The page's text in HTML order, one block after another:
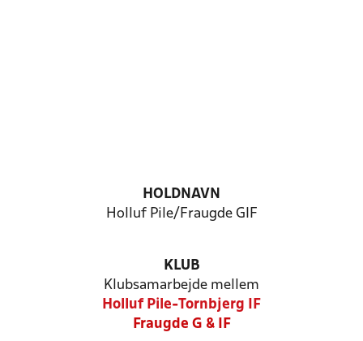
HOLDNAVN
Holluf Pile/Fraugde GIF
KLUB
Klubsamarbejde mellem
Holluf Pile-Tornbjerg IF
Fraugde G & IF